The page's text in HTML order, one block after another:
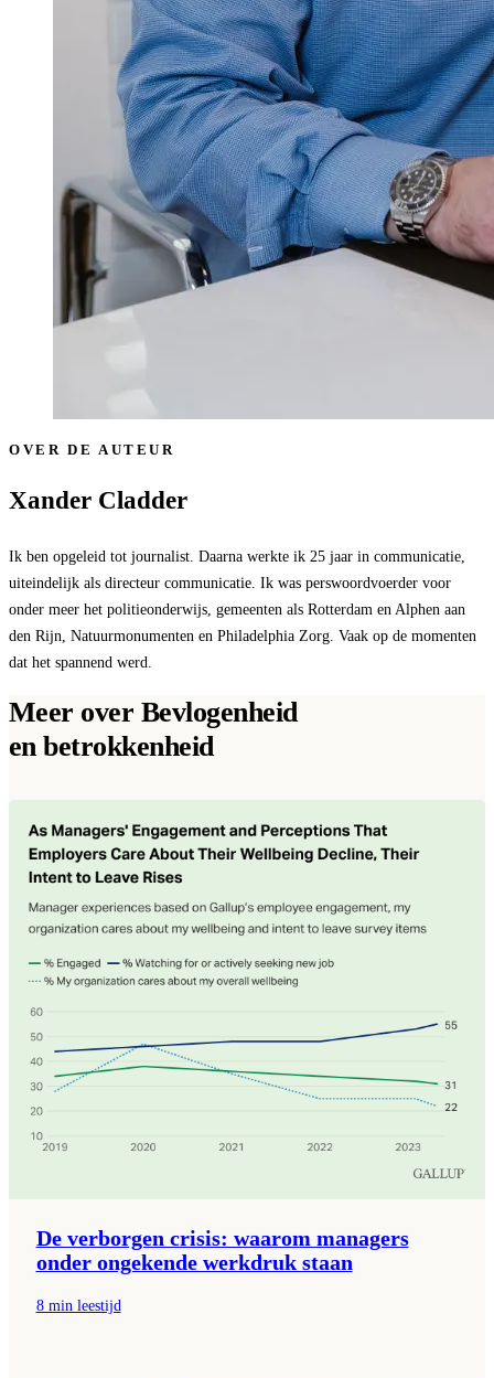
OVER DE AUTEUR
Xander Cladder
Ik ben opgeleid tot journalist. Daarna werkte ik 25 jaar in communicatie,
uiteindelijk als directeur communicatie. Ik was perswoordvoerder voor
onder meer het politieonderwijs, gemeenten als Rotterdam en Alphen aan
den Rijn, Natuurmonumenten en Philadelphia Zorg. Vaak op de momenten
dat het spannend werd.
Meer over Bevlogenheid
en betrokkenheid
De verborgen crisis: waarom managers
onder ongekende werkdruk staan
8 min leestijd